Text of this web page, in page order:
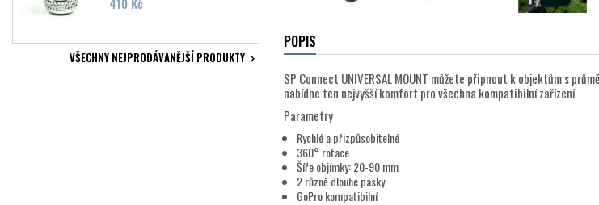
VŠECHNY NEJPRODÁVANĚJŠÍ PRODUKTY 
POPIS
SP Connect UNIVERSAL MOUNT můžete připnout k objektům s
nabídne ten nejvyšší komfort pro všechna kompatibilní zařízení.
Parametry
Rychlé a přizpůsobitelné
360° rotace
Šíře objímky: 20-90 mm
2 různě dlouhé pásky
GoPro kompatibilní